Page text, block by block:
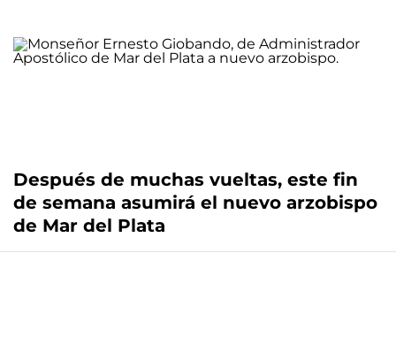
Después de muchas vueltas, este fin
de semana asumirá el nuevo arzobispo
de Mar del Plata